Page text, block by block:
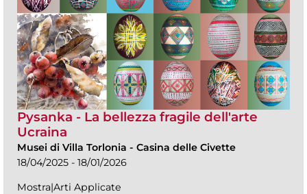
Pysanka - La bellezza fragile dell'arte
Ucraina
Musei di Villa Torlonia - Casina delle Civette
18/04/2025 - 18/01/2026
Mostra|Arti Applicate